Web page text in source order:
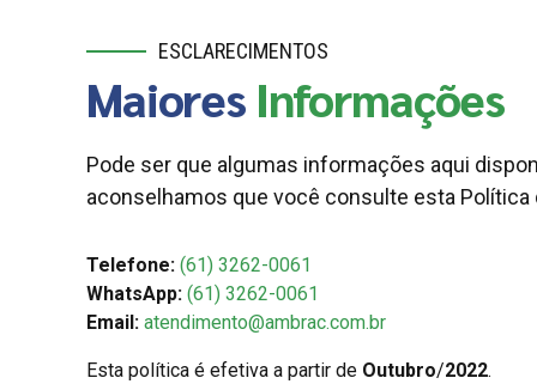
ESCLARECIMENTOS
Maiores Informações
Pode ser que algumas informações aqui
aconselhamos que você consulte esta Política
Telefone: (61) 3262-0061
WhatsApp: (61) 3262-0061
Email: atendimento@ambrac.com.br
Esta política é efetiva a partir de Outubro/2022.